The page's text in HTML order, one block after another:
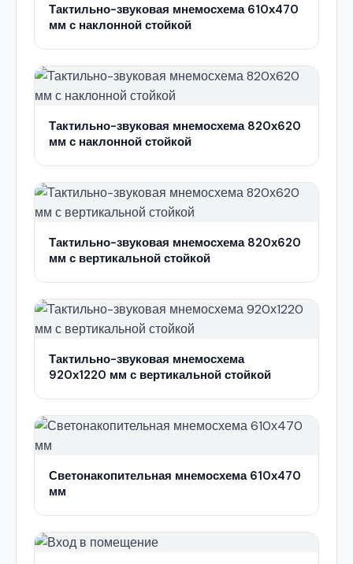
Тактильно-звуковая мнемосхема 610х470
мм с наклонной стойкой
Тактильно-звуковая мнемосхема 820х620
мм с наклонной стойкой
Тактильно-звуковая мнемосхема 820х620
мм с вертикальной стойкой
Тактильно-звуковая мнемосхема
920х1220 мм с вертикальной стойкой
Светонакопительная мнемосхема 610х470
мм